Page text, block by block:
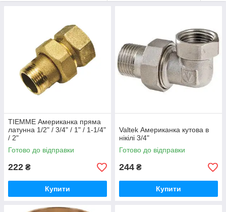
TIEMME Американка пряма
латунна 1/2" / 3/4" / 1" / 1-1/4"
/ 2"
Готово до відправки
222 ₴
Купити
Valtek Американка кутова в
нікілі 3/4"
Готово до відправки
244 ₴
Купити